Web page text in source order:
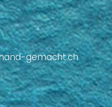
gemacht.ch